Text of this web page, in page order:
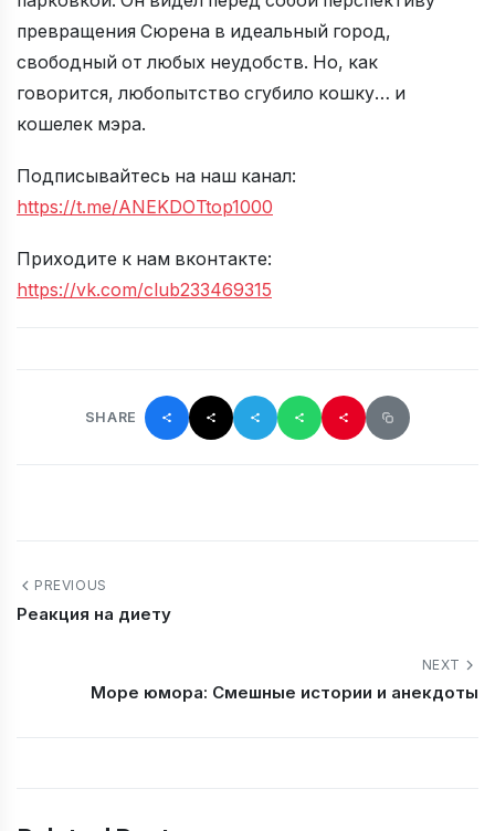
превращения Сюрена в идеальный город,
свободный от любых неудобств. Но, как
говорится, любопытство сгубило кошку… и
кошелек мэра.
Подписывайтесь на наш канал:
https://t.me/ANEKDOTtop1000
Приходите к нам вконтакте:
https://vk.com/club233469315
SHARE
PREVIOUS
Реакция на диету
NEXT
Море юмора: Смешные истории и анекдоты